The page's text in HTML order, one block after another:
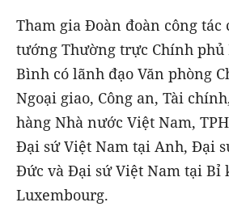
Tham gia Đoàn đoàn công tác
tướng Thường trực Chính phủ
Bình có lãnh đạo Văn phòng
Ngoại giao, Công an, Tài
hàng Nhà nước Việt Nam,
Đại sứ Việt Nam tại Anh, Đại
Đức và Đại sứ Việt Nam tại Bỉ
Luxembourg.